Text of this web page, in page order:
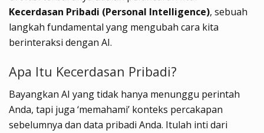
Kecerdasan Pribadi (Personal Intelligence), sebuah
langkah fundamental yang mengubah cara kita
berinteraksi dengan AI.
Apa Itu Kecerdasan Pribadi?
Bayangkan AI yang tidak hanya menunggu perintah
Anda, tapi juga ‘memahami’ konteks percakapan
sebelumnya dan data pribadi Anda. Itulah inti dari